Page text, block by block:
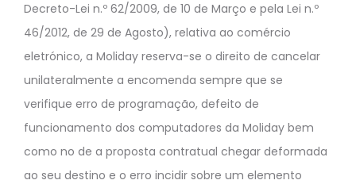
Decreto-Lei n.º 62/2009, de 10 de Março e pela Lei n.º
46/2012, de 29 de Agosto), relativa ao comércio
eletrónico, a Moliday reserva-se o direito de cancelar
unilateralmente a encomenda sempre que se
verifique erro de programação, defeito de
funcionamento dos computadores da Moliday bem
como no de a proposta contratual chegar deformada
ao seu destino e o erro incidir sobre um elemento